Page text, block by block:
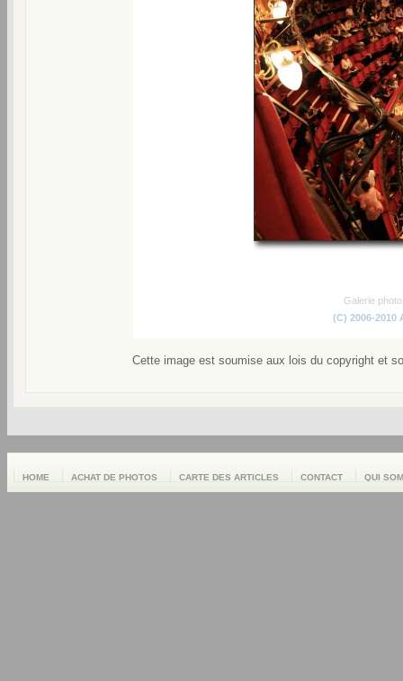
Galerie
(C) 2006-2010
Cette image est soumise aux lois du copyright et
HOME ACHAT DE PHOTOS CARTE DES ARTICLES CONTACT QUI